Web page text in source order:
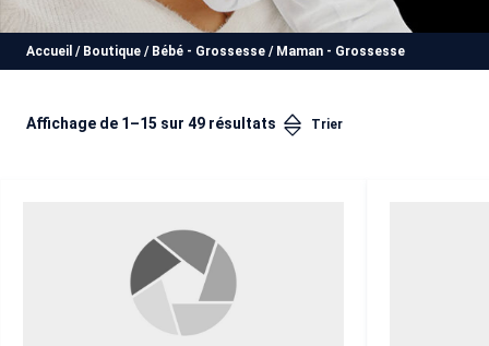
Accueil / Boutique / Bébé - Grossesse / Maman - Grossesse
Affichage de 1–15 sur 49 résultats